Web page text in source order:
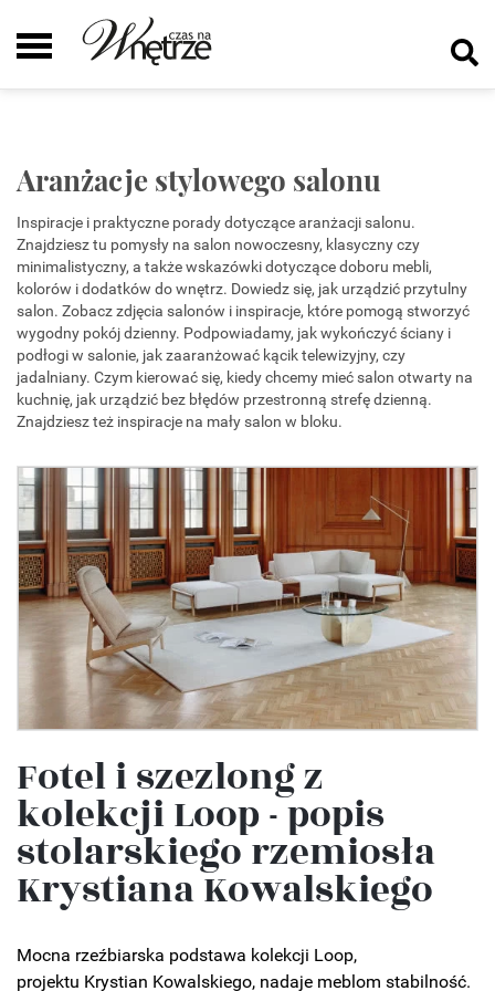
Aranżacje stylowego salonu
Inspiracje i praktyczne porady dotyczące aranżacji salonu.
Znajdziesz tu pomysły na salon nowoczesny, klasyczny czy
minimalistyczny, a także wskazówki dotyczące doboru mebli,
kolorów i dodatków do wnętrz. Dowiedz się, jak urządzić przytulny
salon. Zobacz zdjęcia salonów i inspiracje, które pomogą stworzyć
wygodny pokój dzienny. Podpowiadamy, jak wykończyć ściany i
podłogi w salonie, jak zaaranżować kącik telewizyjny, czy
jadalniany. Czym kierować się, kiedy chcemy mieć salon otwarty na
kuchnię, jak urządzić bez błędów przestronną strefę dzienną.
Znajdziesz też inspiracje na mały salon w bloku.
Fotel i szezlong z
kolekcji Loop - popis
stolarskiego rzemiosła
Krystiana Kowalskiego
Mocna rzeźbiarska podstawa kolekcji Loop,
projektu Krystian Kowalskiego, nadaje meblom stabilność.